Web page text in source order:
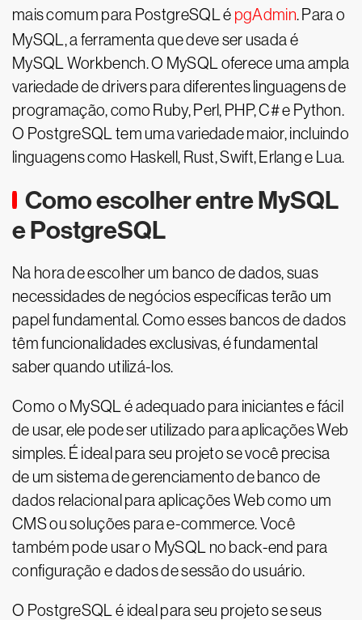
mais comum para PostgreSQL é pgAdmin. Para o
MySQL, a ferramenta que deve ser usada é
MySQL Workbench. O MySQL oferece uma ampla
variedade de drivers para diferentes linguagens de
programação, como Ruby, Perl, PHP, C# e Python.
O PostgreSQL tem uma variedade maior, incluindo
linguagens como Haskell, Rust, Swift, Erlang e Lua.
Como escolher entre MySQL
e PostgreSQL
Na hora de escolher um banco de dados, suas
necessidades de negócios específicas terão um
papel fundamental. Como esses bancos de dados
têm funcionalidades exclusivas, é fundamental
saber quando utilizá-los.
Como o MySQL é adequado para iniciantes e fácil
de usar, ele pode ser utilizado para aplicações Web
simples. É ideal para seu projeto se você precisa
de um sistema de gerenciamento de banco de
dados relacional para aplicações Web como um
CMS ou soluções para e-commerce. Você
também pode usar o MySQL no back-end para
configuração e dados de sessão do usuário.
O PostgreSQL é ideal para seu projeto se seus